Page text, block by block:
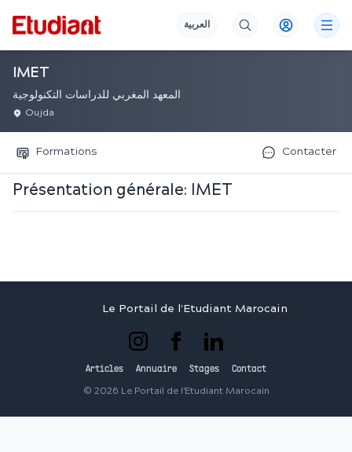
العربية
IMET
المعهد المغربي للدراسات التكنولوجية
Oujda
Formations Contacter
Présentation générale: IMET
Le Portail de l'Etudiant Marocain
Articles Annuaire Stages Contact
© 2026 Le Portail de l'Etudiant Marocain